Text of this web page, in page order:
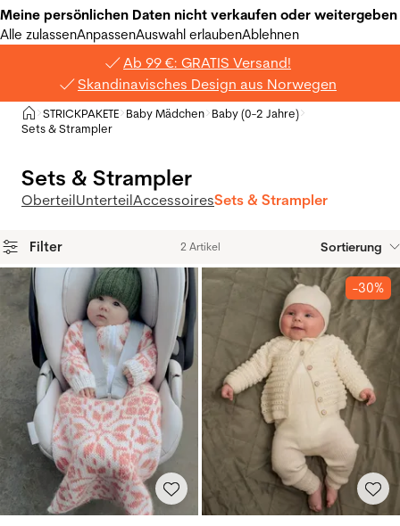
Meine persönlichen Daten nicht verkaufen oder weitergeben
Alle zulassenAnpassenAuswahl erlaubenAblehnen
Ab 99 €: GRATIS Versand!
Skandinavisches Design aus Norwegen
Privat
>STRICKPAKETE >Baby Mädchen >Baby (0-2 Jahre)
Sets & Strampler
Sets & Strampler
OberteilUnterteilAccessoiresSets & Strampler
Filter 2 Artikel Sortierung
Produkte
-30%